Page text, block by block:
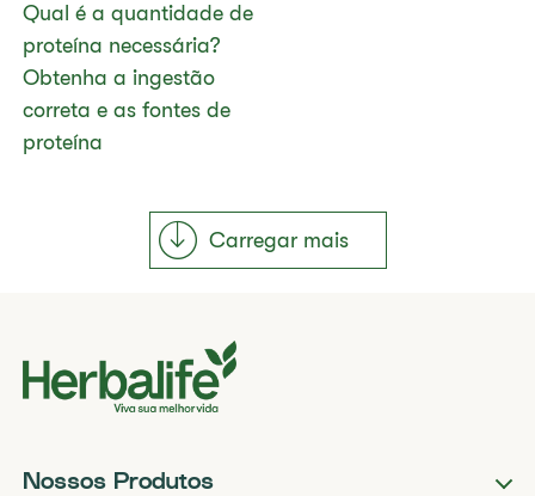
Qual é a quantidade de
proteína necessária?
Obtenha a ingestão
correta e as fontes de
proteína
Carregar mais
Nossos Produtos